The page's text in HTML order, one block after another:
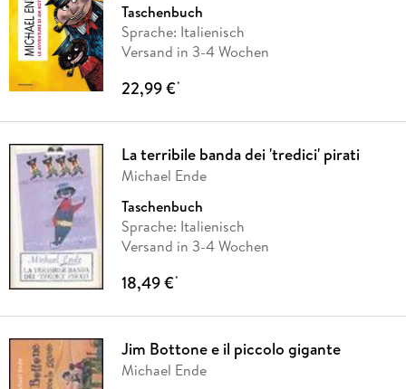
Taschenbuch
Sprache: Italienisch
Versand in 3-4 Wochen
22,99 €*
La terribile banda dei 'tredici' pirati
Michael Ende
Taschenbuch
Sprache: Italienisch
Versand in 3-4 Wochen
18,49 €*
Jim Bottone e il piccolo gigante
Michael Ende